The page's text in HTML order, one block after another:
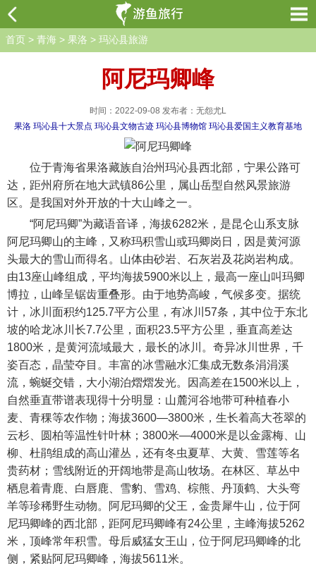
首页 > 青海 > 果洛 > 玛沁县旅游
阿尼玛卿峰
时间：2022-09-08 发布者：无怨尤L
果洛 玛沁县十大景点 玛沁县文物古迹 玛沁县博物馆 玛沁县爱国主义教育基地
位于青海省果洛藏族自治州玛沁县西北部，宁果公路可
达，距州府所在地大武镇86公里，属山岳型自然风景旅游
区。是我国对外开放的十大山峰之一。
“阿尼玛卿”为藏语音译，海拔6282米，是昆仑山系支脉
阿尼玛卿山的主峰，又称玛积雪山或玛卿岗日，因是黄河源
头最大的雪山而得名。山体由砂岩、石灰岩及花岗岩构成。
由13座山峰组成，平均海拔5900米以上，最高一座山叫玛卿
博拉，山峰呈锯齿重叠形。由于地势高峻，气候多变。据统
计，冰川面积约125.7平方公里，有冰川57条，其中位于东北
坡的哈龙冰川长7.7公里，面积23.5平方公里，垂直高差达
1800米，是黄河流域最大，最长的冰川。奇异冰川世界，千
姿百态，晶莹夺目。丰富的冰雪融水汇集成无数条涓涓溪
流，蜿蜒交错，大小湖泊熠熠发光。因高差在1500米以上，
自然垂直带谱表现得十分明显：山麓河谷地带可种植春小
麦、青稞等农作物；海拔3600―3800米，生长着高大苍翠的
云杉、圆柏等温性针叶林；3800米—4000米是以金露梅、山
柳、杜鹃组成的高山灌丛，还有冬虫夏草、大黄、雪莲等名
贵药材；雪线附近的开阔地带是高山牧场。在林区、草丛中
栖息着青鹿、白唇鹿、雪豹、雪鸡、棕熊、丹顶鹤、大头弯
羊等珍稀野生动物。阿尼玛卿的父王，金贵犀牛山，位于阿
尼玛卿峰的西北部，距阿尼玛卿峰有24公里，主峰海拔5262
米，顶峰常年积雪。母后威猛女王山，位于阿尼玛卿峰的北
侧，紧贴阿尼玛卿峰，海拔5611米。